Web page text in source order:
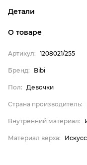
Детали
Страна производитель
Внутренний материал
Материал верха
Искусственная кожа
О товаре
Артикул: 1208021/255
Бренд: Bibi
Пол: Девочки
Страна производитель:
Внутренний материал:
Материал верха: